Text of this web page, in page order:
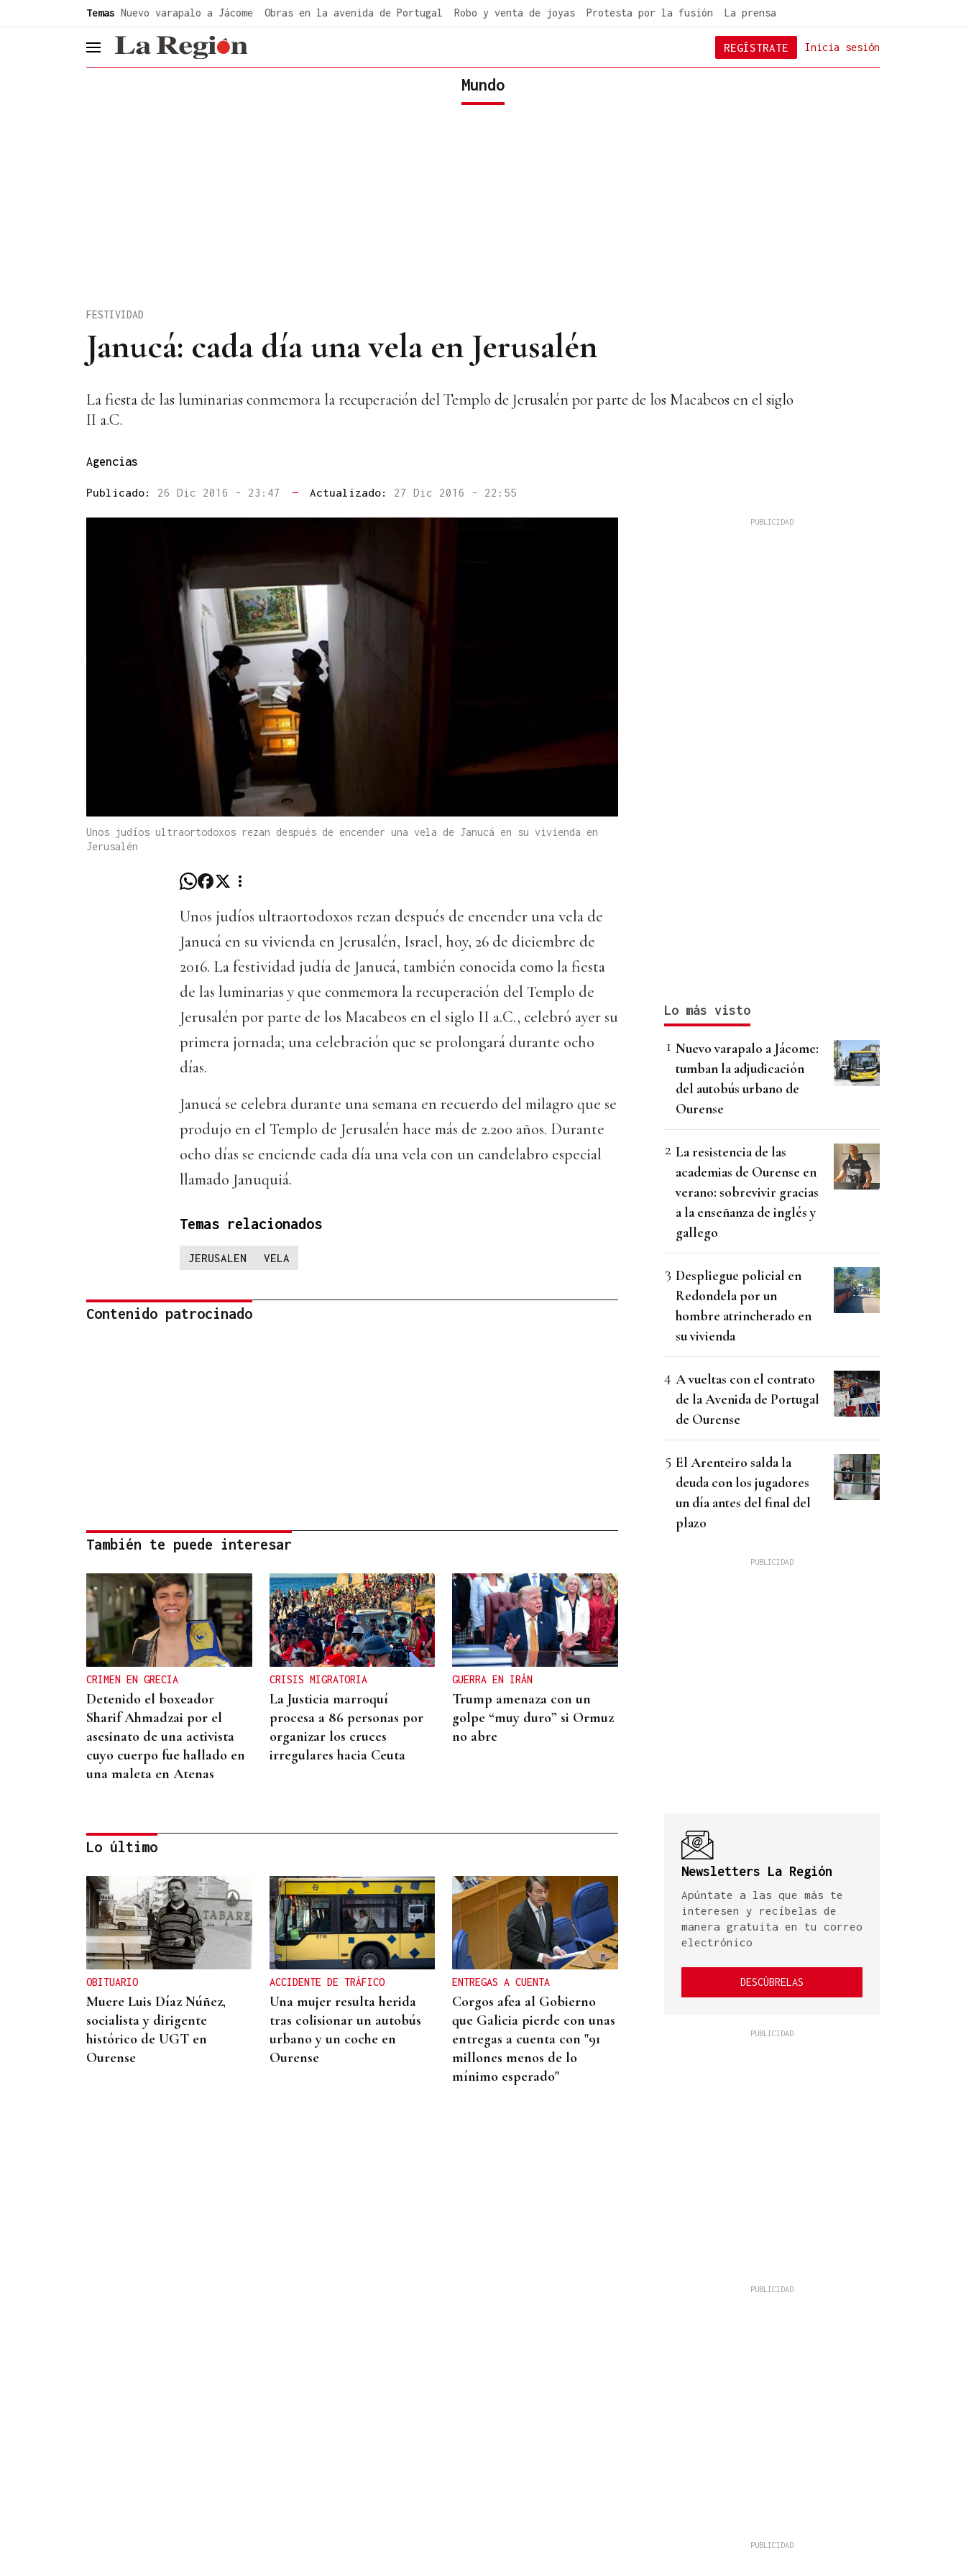
Temas Nuevo varapalo a Jácome Obras en la avenida de Portugal Robo y venta de joyas Protesta por la fusión La prensa
header.menu.open Inicia sesión
REGÍSTRATE
Mundo
Janucá: cada día una vela en Jerusalén
FESTIVIDAD
La fiesta de las luminarias conmemora la recuperación del Templo de Jerusalén por parte de los Macabeos en el siglo
II a.C.
Agencias
Publicado: 26 Dic 2016 - 23:47 — Actualizado: 27 Dic 2016 - 22:55
Unos judíos ultraortodoxos rezan después de encender una vela de Janucá en su vivienda en
Jerusalén
Unos judíos ultraortodoxos rezan después de encender una vela de
Janucá en su vivienda en Jerusalén, Israel, hoy, 26 de diciembre de
2016. La festividad judía de Janucá, también conocida como la fiesta
de las luminarias y que conmemora la recuperación del Templo de
Jerusalén por parte de los Macabeos en el siglo II a.C., celebró ayer su
primera jornada; una celebración que se prolongará durante ocho
días.
Janucá se celebra durante una semana en recuerdo del milagro que se
produjo en el Templo de Jerusalén hace más de 2.200 años. Durante
ocho días se enciende cada día una vela con un candelabro especial
llamado Januquiá.
Temas relacionados
JERUSALEN VELA
Contenido patrocinado
También te puede interesar
CRIMEN EN GRECIA
Detenido el boxeador
Sharif Ahmadzai por el
asesinato de una activista
cuyo cuerpo fue hallado en
una maleta en Atenas
CRISIS MIGRATORIA
La Justicia marroquí
procesa a 86 personas por
organizar los cruces
irregulares hacia Ceuta
GUERRA EN IRÁN
Trump amenaza con un
golpe “muy duro” si Ormuz
no abre
REPRESENTANTE DE EEUU EN
BRASILIA
EEUU revoca el visado de la
embajadora de Brasil en el
Washington
Lo último
OBITUARIO
Muere Luis Díaz Núñez,
socialista y dirigente
histórico de UGT en
Ourense
ACCIDENTE DE TRÁFICO
Una mujer resulta herida
tras colisionar un autobús
urbano y un coche en
Ourense
ENTREGAS A CUENTA
Corgos afea al Gobierno
que Galicia pierde con unas
entregas a cuenta con "91
millones menos de lo
mínimo esperado"
Lo más visto
Nuevo varapalo a Jácome:
tumban la adjudicación
del autobús urbano de
Ourense
La resistencia de las
academias de Ourense en
verano: sobrevivir gracias
a la enseñanza de inglés y
gallego
Despliegue policial en
Redondela por un
hombre atrincherado en
su vivienda
A vueltas con el contrato
de la Avenida de Portugal
de Ourense
El Arenteiro salda la
deuda con los jugadores
un día antes del final del
plazo
Newsletters La Región
Apúntate a las que más te
interesen y recíbelas de
manera gratuita en tu correo
electrónico
DESCÚBRELAS